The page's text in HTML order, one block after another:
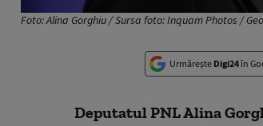
Foto: Alina Gorghiu / Sursa foto: Inquam Photos /
Urmărește Digi24în
Deputatul PNL Alina